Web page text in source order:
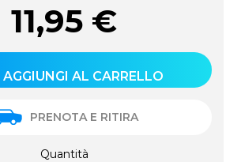
11,95 €
AGGIUNGI AL CARRELLO
PRENOTA E RITIRA
Quantità